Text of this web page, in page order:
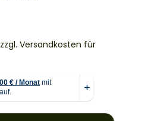
zzgl. Versandkosten für